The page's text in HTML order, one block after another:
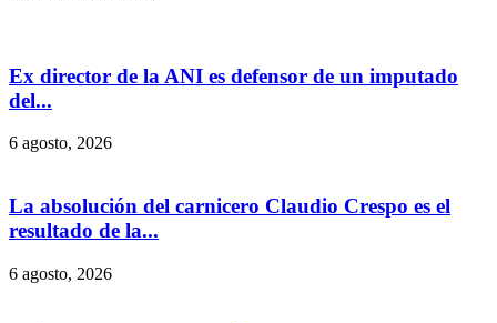
Ex director de la ANI es defensor de un imputado
del...
6 agosto, 2026
La absolución del carnicero Claudio Crespo es el
resultado de la...
6 agosto, 2026